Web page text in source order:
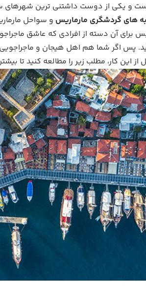
و یکی از دوست داشتنی ترین شهرهای
های گردشگری مارماریس و سواحل
برای آن دسته از افرادی که عاشق
پس اگر شما هم اهل هیجان و
این کار، مطلب زیر را مطالعه کنید تا